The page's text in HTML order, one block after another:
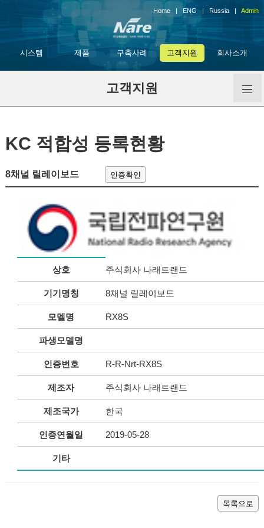
Home | ENG |Russia |Admin
시스템 제품 구축사례 고객지원 회사소개
고객지원
Menu
KC 적합성 등록현황
8채널 릴레이보드
상호 주식회사 나래트랜드
기기명칭 8채널 릴레이보드
모델명 RX8S
파생모델명
인증번호 R-R-Nrt-RX8S
제조자 주식회사 나래트랜드
제조국가 한국
인증연월일 2019-05-28
기타